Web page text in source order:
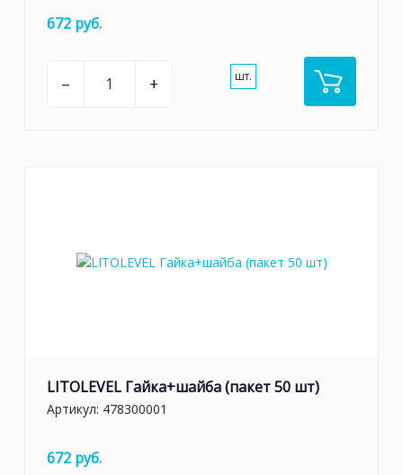
672 руб.
– + шт.
LITOLEVEL Гайка+шайба (пакет 50 шт)
Артикул: 478300001
672 руб.